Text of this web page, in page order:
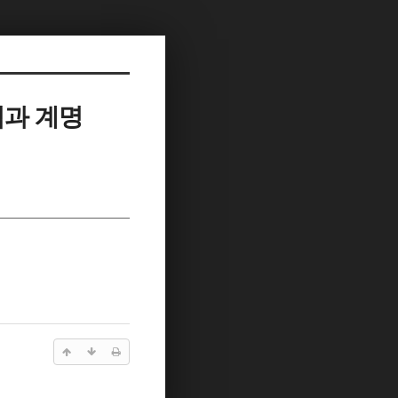
계명